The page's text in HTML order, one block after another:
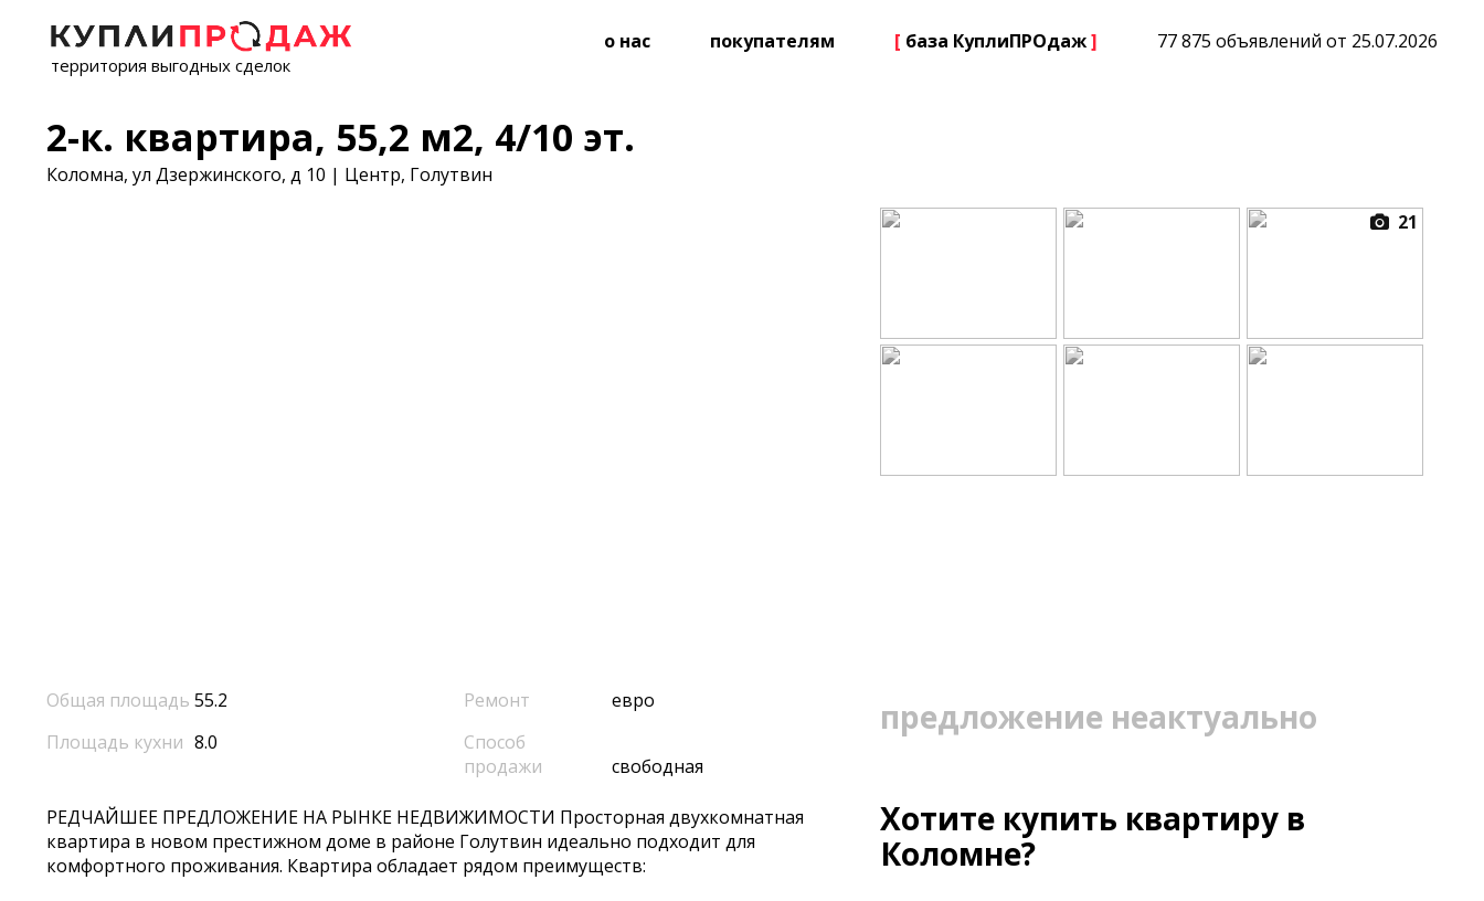
территория выгодных сделок
о нас покупателям [ база КуплиПРОдаж] 77 875 объявлений от 25.07.2026
2-к. квартира, 55,2 м2, 4/10 эт.
Коломна, ул Дзержинского, д 10 | Центр, Голутвин
21
предложение неактуально
Хотите купить квартиру в
Коломне?
Общая площадь 55.2
Площадь кухни 8.0
Ремонт
евро
Способ
продажи
свободная
РЕДЧАЙШЕЕ ПРЕДЛОЖЕНИЕ НА РЫНКЕ НЕДВИЖИМОСТИ Просторная двухкомнатная
квартира в новом престижном доме в районе Голутвин идеально подходит для
комфортного проживания. Квартира обладает рядом преимуществ: